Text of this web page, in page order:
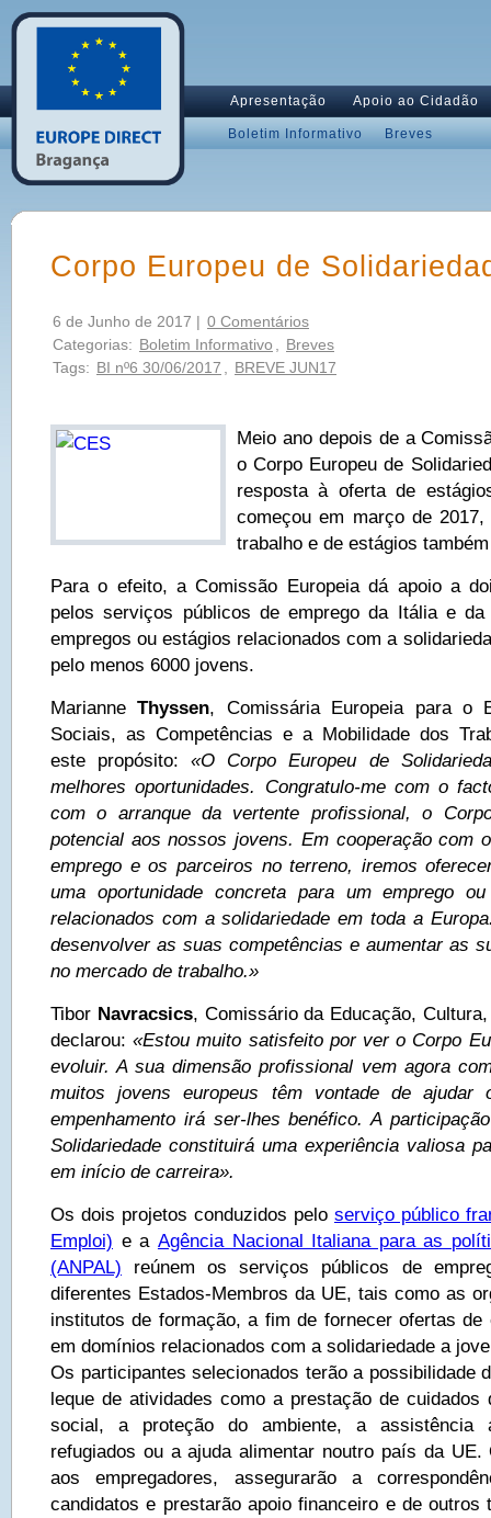
Apresentação Apoio ao Cidadão
Boletim Informativo Breves
Corpo Europeu de
6 de Junho de 2017 | 0 Comentários
Categorias: Boletim Informativo
Breves
Tags: BI nº6 30/06/2017 BREVE JUN17
Meio ano depois de a
o Corpo Europeu de
resposta à oferta de
começou em março de
trabalho e de estágios
Para o efeito, a Comissão Europeia dá apoio a
pelos serviços públicos de emprego da Itália e da
empregos ou estágios relacionados com a
pelo menos 6000 jovens.
MarianneThyssen, Comissária Europeia para o
Sociais, as Competências e a Mobilidade dos
este propósito:«O Corpo Europeu de
melhores oportunidades. Congratulo-me com o
com o arranque da vertente profissional, o
potencial aos nossos jovens. Em cooperação com
emprego e os parceiros no terreno, iremos
uma oportunidade concreta para um emprego
relacionados com a solidariedade em toda a
desenvolver as suas competências e aumentar as
no mercado de trabalho.»
Tibor Navracsics, Comissário da Educação,
declarou:«Estou muito satisfeito por ver o Corpo
evoluir. A sua dimensão profissional vem agora
muitos jovens europeus têm vontade de
empenhamento irá ser-lhes benéfico. A
Solidariedade constituirá uma experiência valiosa
em início de carreira».
Os dois projetos conduzidos pelo serviço público
Emploi) e a Agência Nacional Italiana para as
(ANPAL) reúnem os serviços públicos de
diferentes Estados-Membros da UE, tais como as
institutos de formação, a fim de fornecer ofertas de
em domínios relacionados com a solidariedade a
Os participantes selecionados terão a possibilidade
leque de atividades como a prestação de cuidados
social, a proteção do ambiente, a assistência
refugiados ou a ajuda alimentar noutro país da
aos empregadores, assegurarão a
candidatos e prestarão apoio financeiro e de outros